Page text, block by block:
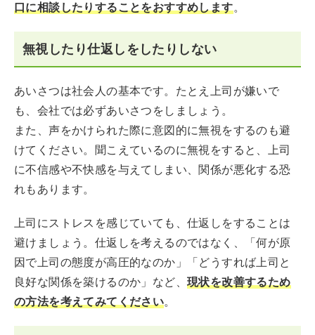
口に相談したりすることをおすすめします。
無視したり仕返しをしたりしない
あいさつは社会人の基本です。たとえ上司が嫌いで
も、会社では必ずあいさつをしましょう。
また、声をかけられた際に意図的に無視をするのも避
けてください。聞こえているのに無視をすると、上司
に不信感や不快感を与えてしまい、関係が悪化する恐
れもあります。
上司にストレスを感じていても、仕返しをすることは
避けましょう。仕返しを考えるのではなく、「何が原
因で上司の態度が高圧的なのか」「どうすれば上司と
良好な関係を築けるのか」など、 現状を改善するため
の方法を考えてみてください。